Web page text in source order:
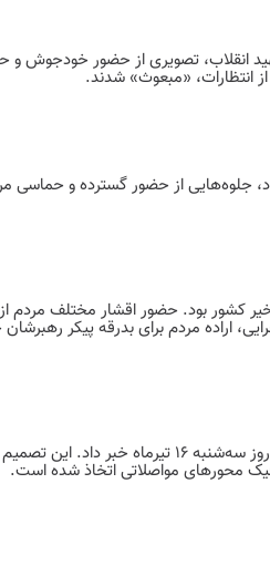
انقلاب، تصویری از حضور خودجوش و
انتظارات، «مبعوث» شدند.
جلوه‌هایی از حضور گسترده و حماسی
کشور بود. حضور اقشار مختلف مردم
اراده مردم برای بدرقه پیکر
استاندار مازندران از تعطیلی تمامی ادارات و دستگاه‌های دولتی
محورهای مواصلاتی اتخاذ شده است.